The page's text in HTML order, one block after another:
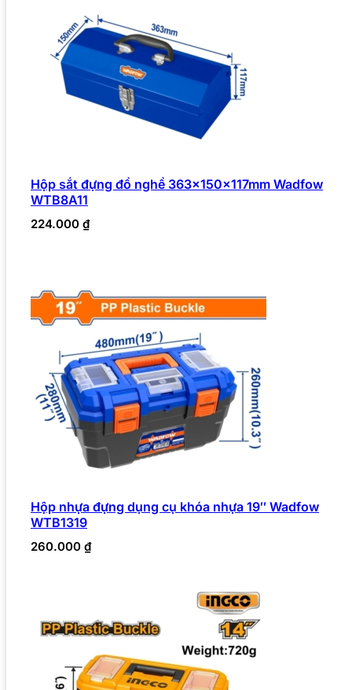
Hộp sắt đựng đồ nghề 363x150x117mm Wadfow
WTB8A11
224.000 ₫
Hộp nhựa đựng dụng cụ khóa nhựa 19″ Wadfow
WTB1319
260.000 ₫